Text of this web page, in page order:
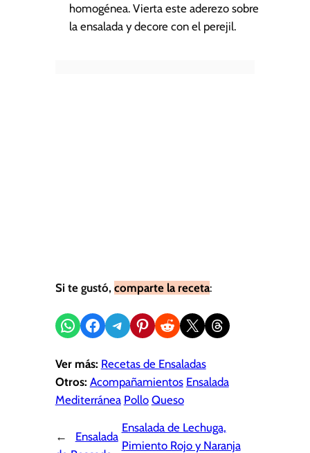
homogénea. Vierta este aderezo sobre
la ensalada y decore con el perejil.
Si te gustó, comparte la receta:
Compartir en WhatsApp
Compartir en Facebook
Compartir en Telegram
Compartir en Pinterest
Compartir en Reddit
Compartir en X Share on Threads
Ver más: Recetas de Ensaladas
Otros: Acompañamientos Ensalada
Mediterránea Pollo Queso
←
Ensalada
Ensalada de Lechuga,
Pimiento Rojo y Naranja